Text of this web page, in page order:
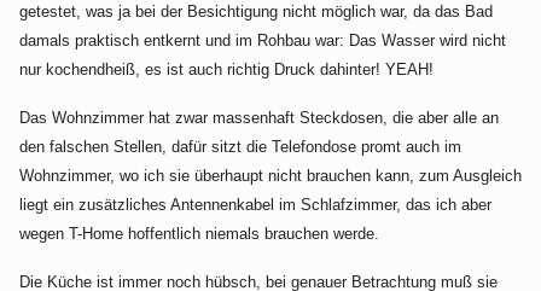
getestet, was ja bei der Besichtigung nicht möglich war, da das Bad
damals praktisch entkernt und im Rohbau war: Das Wasser wird nicht
nur kochendheiß, es ist auch richtig Druck dahinter! YEAH!
Das Wohnzimmer hat zwar massenhaft Steckdosen, die aber alle an
den falschen Stellen, dafür sitzt die Telefondose promt auch im
Wohnzimmer, wo ich sie überhaupt nicht brauchen kann, zum Ausgleich
liegt ein zusätzliches Antennenkabel im Schlafzimmer, das ich aber
wegen T-Home hoffentlich niemals brauchen werde.
Die Küche ist immer noch hübsch, bei genauer Betrachtung muß sie